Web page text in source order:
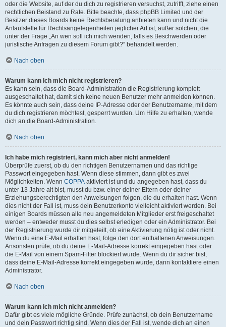
oder die Website, auf der du dich zu registrieren versuchst, zutrifft, ziehe einen
rechtlichen Beistand zu Rate. Bitte beachte, dass phpBB Limited und der
Besitzer dieses Boards keine Rechtsberatung anbieten kann und nicht die
Anlaufstelle für Rechtsangelegenheiten jeglicher Art ist; außer solchen, die
unter der Frage „An wen soll ich mich wenden, falls es Beschwerden oder
juristische Anfragen zu diesem Forum gibt?“ behandelt werden.
Nach oben
Warum kann ich mich nicht registrieren?
Es kann sein, dass die Board-Administration die Registrierung komplett
ausgeschaltet hat, damit sich keine neuen Benutzer mehr anmelden können.
Es könnte auch sein, dass deine IP-Adresse oder der Benutzername, mit dem
du dich registrieren möchtest, gesperrt wurden. Um Hilfe zu erhalten, wende
dich an die Board-Administration.
Nach oben
Ich habe mich registriert, kann mich aber nicht anmelden!
Überprüfe zuerst, ob du den richtigen Benutzernamen und das richtige
Passwort eingegeben hast. Wenn diese stimmen, dann gibt es zwei
Möglichkeiten. Wenn COPPA aktiviert ist und du angegeben hast, dass du
unter 13 Jahre alt bist, musst du bzw. einer deiner Eltern oder deiner
Erziehungsberechtigten den Anweisungen folgen, die du erhalten hast. Wenn
dies nicht der Fall ist, muss dein Benutzerkonto vielleicht aktiviert werden. Bei
einigen Boards müssen alle neu angemeldeten Mitglieder erst freigeschaltet
werden – entweder musst du dies selbst erledigen oder ein Administrator. Bei
der Registrierung wurde dir mitgeteilt, ob eine Aktivierung nötig ist oder nicht.
Wenn du eine E-Mail erhalten hast, folge den dort enthaltenen Anweisungen.
Ansonsten prüfe, ob du deine E-Mail-Adresse korrekt eingegeben hast oder
die E-Mail von einem Spam-Filter blockiert wurde. Wenn du dir sicher bist,
dass deine E-Mail-Adresse korrekt eingegeben wurde, dann kontaktiere einen
Administrator.
Nach oben
Warum kann ich mich nicht anmelden?
Dafür gibt es viele mögliche Gründe. Prüfe zunächst, ob dein Benutzername
und dein Passwort richtig sind. Wenn dies der Fall ist, wende dich an einen